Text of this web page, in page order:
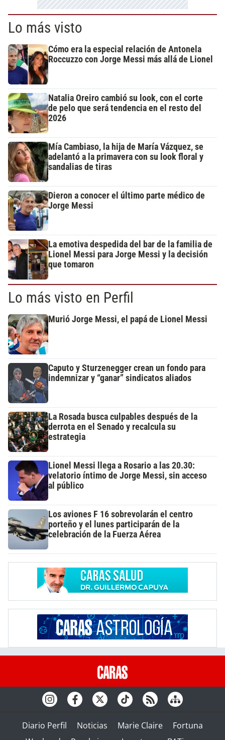
Lo más visto
Cómo era la especial relación de Antonela
Roccuzzo con Jorge Messi más allá de Lionel
Natalia Oreiro cambió su look, con el corte
de pelo que será tendencia en el resto del
2026
Mía Cambiaso, la hija de María Vázquez, se
adelantó a la primavera con su look floral y
sandalias de tiras
Dieron a conocer el último parte médico de
Jorge Messi
La emotiva despedida del bar de la familia de
Lionel Messi para Jorge Messi y la decisión
que tomaron
Lo más visto en Perfil
Murió Jorge Messi, el papá de Lionel Messi
Caputo y Sturzenegger crean un fondo para
indemnizar y “ganar” sindicatos aliados
La Rosada busca culpables después de la
derrota en el Senado y recalcula su
estrategia
Lionel Messi llega a Rosario a las 20.30:
velatorio íntimo de Jorge Messi, sin acceso
al público
Los aviones F 16 sobrevolarán el centro
porteño y el lunes participarán de la
celebración de la Fuerza Aérea
Diario Perfil Noticias Marie Claire
Fortuna